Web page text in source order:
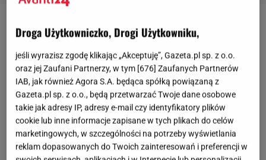
Sneakersy New Balance
New Balance od lat stoi na straży jakości i komfortu.
Buty tej marki to nie tylko symbol stylu, ale również
gwarancja solidności wykonania i niezrównanego
komfortu noszenia. W ofercie wyprzedażowej
znajdziesz zarówno klasyczne modele 574, które
zyskały uznanie na całym świecie, jak i nowsze
Droga Użytkowniczko, Drogi Użytkowniku,
jeśli wyrazisz zgodę klikając „Akceptuję”, Gazeta.pl sp. z o.o.
oraz jej Zaufani Partnerzy, w tym [676] Zaufanych Partnerów
IAB, jak również Agora S.A. będąca spółką powiązaną z
Gazeta.pl sp. z o.o., będą przetwarzać Twoje dane osobowe
takie jak adresy IP, adresy e-mail czy identyfikatory plików
cookie lub inne informacje zapisane w tych plikach do celów
marketingowych, w szczególności na potrzeby wyświetlania
reklam dopasowanych do Twoich zainteresowań i preferencji w